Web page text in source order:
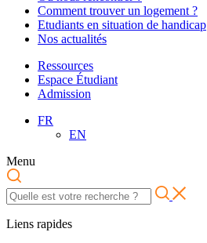
Comment trouver un logement ?
Etudiants en situation de handicap
Nos actualités
Ressources
Espace Étudiant
Admission
FR
EN
Menu
Liens rapides